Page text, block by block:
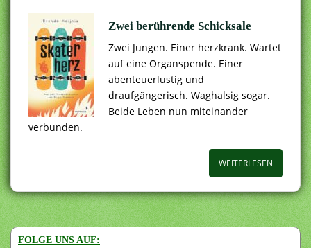
Zwei berührende Schicksale
Zwei Jungen. Einer herzkrank. Wartet
auf eine Organspende. Einer
abenteuerlustig und
draufgängerisch. Waghalsig sogar.
Beide Leben nun miteinander
verbunden.
WEITERLESEN
FOLGE UNS AUF: